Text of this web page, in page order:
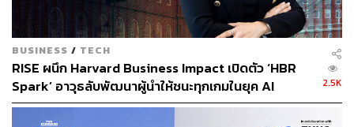
ด้วยเหตุนี้โลกกำลังเฝ้าดูว่าโครงการที่ทะเยอทะยานของไบ
รอันจะก่อให้เกิดความก้าวหน้าครั้งสำคัญหรือไม่
ภาพ: Bryan Johnson / Instagram
อ้างอิง:
https://nypost.com/2023/05/22/anti-aging-fanatic-who
-spends-2m-a-year-to-retain-youth-uses-teen-son-as-
BUSINESS / TECH
RISE ผนึก Harvard Business Impact เปิดตัว ‘HBR
Spark’ อาวุธลับพัฒนาผู้นำให้ชนะทุกเกมในยุค AI
[Advertorial]
2.5K